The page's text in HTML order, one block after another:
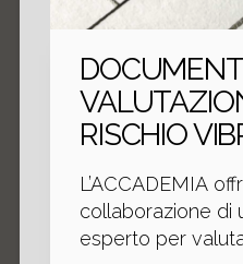
RISCHIO
L’ACCADEMIA
collaborazione di
esperto per